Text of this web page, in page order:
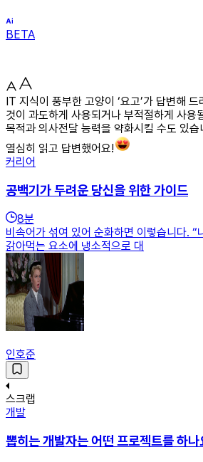
BETA
IT 지식이 풍부한 고양이 ‘요고’가 답변해
것이 과도하게 사용되거나 부적절하게 사
목적과 의사전달 능력을 약화시킬 수도 있
열심히 읽고 답변했어요!
커리어
공백기가 두려운 당신을 위한 가이드
8분
비속어가 섞여 있어 순화하면 이렇습니다. “
갉아먹는 요소에 냉소적으로 대
인호준
스크랩
개발
뽑히는 개발자는 어떤 프로젝트를 하나